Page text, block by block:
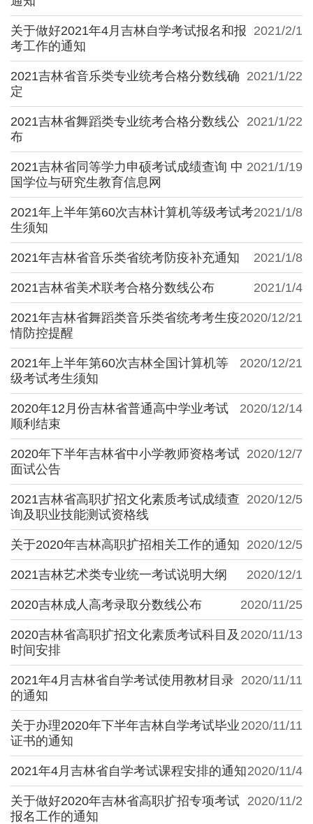
2021/2/1
关于做好2021年4月吉林自学考试报名和报
考工作的通知
2021/1/22
2021吉林省音乐类专业统考合格分数线确
定
2021/1/22
2021吉林省舞蹈类专业统考合格分数线公
布
2021/1/19
2021吉林省同等学力申硕考试成绩查询 中
国学位与研究生教育信息网
2021/1/8
2021年上半年第60次吉林计算机等级考试考
生须知
2021/1/8
2021年吉林省音乐类省统考防疫补充通知
2021/1/4
2021吉林省美术联考合格分数线公布
2020/12/21
2021年吉林省舞蹈类音乐类省统考考生疫
情防控提醒
2020/12/21
2021年上半年第60次吉林全国计算机等
级考试考生须知
2020/12/14
2020年12月份吉林省普通高中学业考试
顺利结束
2020/12/7
2020年下半年吉林省中小学教师资格考试
面试公告
2020/12/5
2021吉林省高职扩招文化素质考试成绩查
询及职业技能测试资格线
2020/12/5
关于2020年吉林高职扩招相关工作的通知
2020/12/1
2021吉林艺术类专业统一考试说明大纲
2020/11/25
2020吉林成人高考录取分数线公布
2020/11/13
2020吉林省高职扩招文化素质考试科目及
时间安排
2020/11/11
2021年4月吉林省自学考试使用教材目录
的通知
2020/11/11
关于办理2020年下半年吉林自学考试毕业
证书的通知
2020/11/4
2021年4月吉林省自学考试课程安排的通知
2020/11/2
关于做好2020年吉林省高职扩招专项考试
报名工作的通知